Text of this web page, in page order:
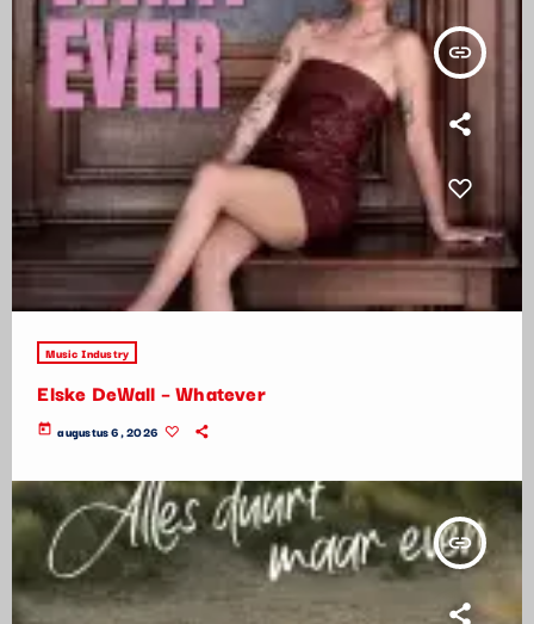
insert_link
Music Industry
Elske DeWall – Whatever
today augustus 6, 2026
insert_link